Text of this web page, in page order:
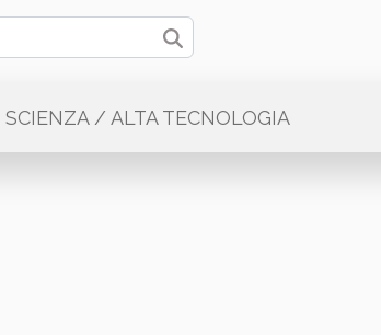
SCIENZA / ALTA TECNOLOGIA